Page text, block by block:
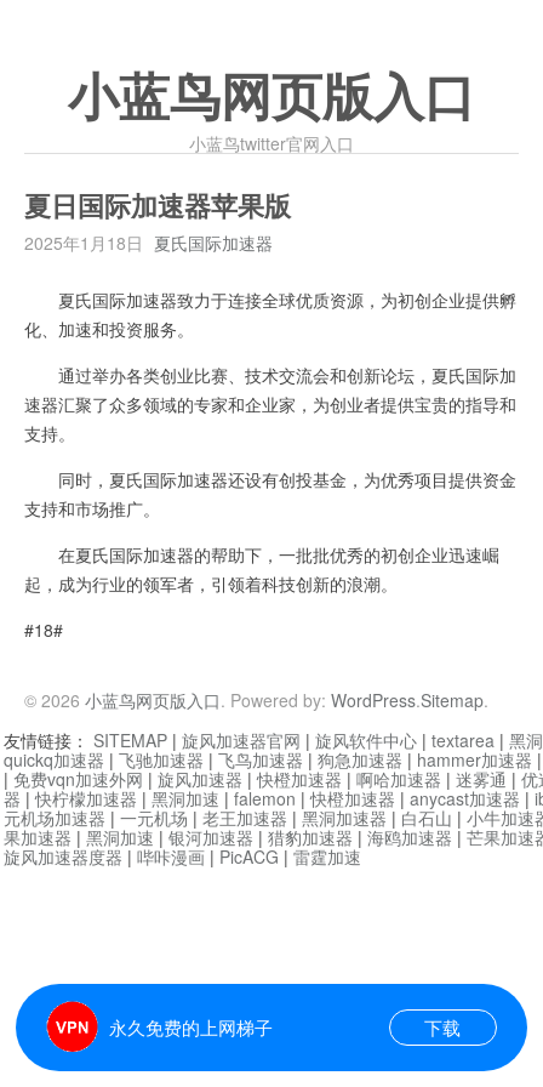
小蓝鸟网页版入口
小蓝鸟twitter官网入口
夏日国际加速器苹果版
2025年1月18日 夏氏国际加速器
夏氏国际加速器致力于连接全球优质资源，为初创企业提供孵
化、加速和投资服务。
通过举办各类创业比赛、技术交流会和创新论坛，夏氏国际加
速器汇聚了众多领域的专家和企业家，为创业者提供宝贵的指导和
支持。
同时，夏氏国际加速器还设有创投基金，为优秀项目提供资金
支持和市场推广。
在夏氏国际加速器的帮助下，一批批优秀的初创企业迅速崛
起，成为行业的领军者，引领着科技创新的浪潮。
#18#
© 2026 小蓝鸟网页版入口. Powered by: WordPress.Sitemap.
永久免费的上网梯子 下载
友情链接： SITEMAP | 旋风加速器官网 | 旋风软件中心 | textarea | 黑
quickq加速器 | 飞驰加速器 | 飞鸟加速器 | 狗急加速器 | hammer加速器
| 免费vqn加速外网 | 旋风加速器 |快橙加速器 | 啊哈加速器 | 迷雾通 | 优
器 |快柠檬加速器 | 黑洞加速 | falemon |快橙加速器 | anycast加速器 |
元机场加速器 | 一元机场 | 老王加速器 | 黑洞加速器 | 白石山 | 小牛加速
果加速器 | 黑洞加速 | 银河加速器 | 猎豹加速器 | 海鸥加速器 | 芒果加速
旋风加速器度器 | 哔咔漫画 | PicACG | 雷霆加速